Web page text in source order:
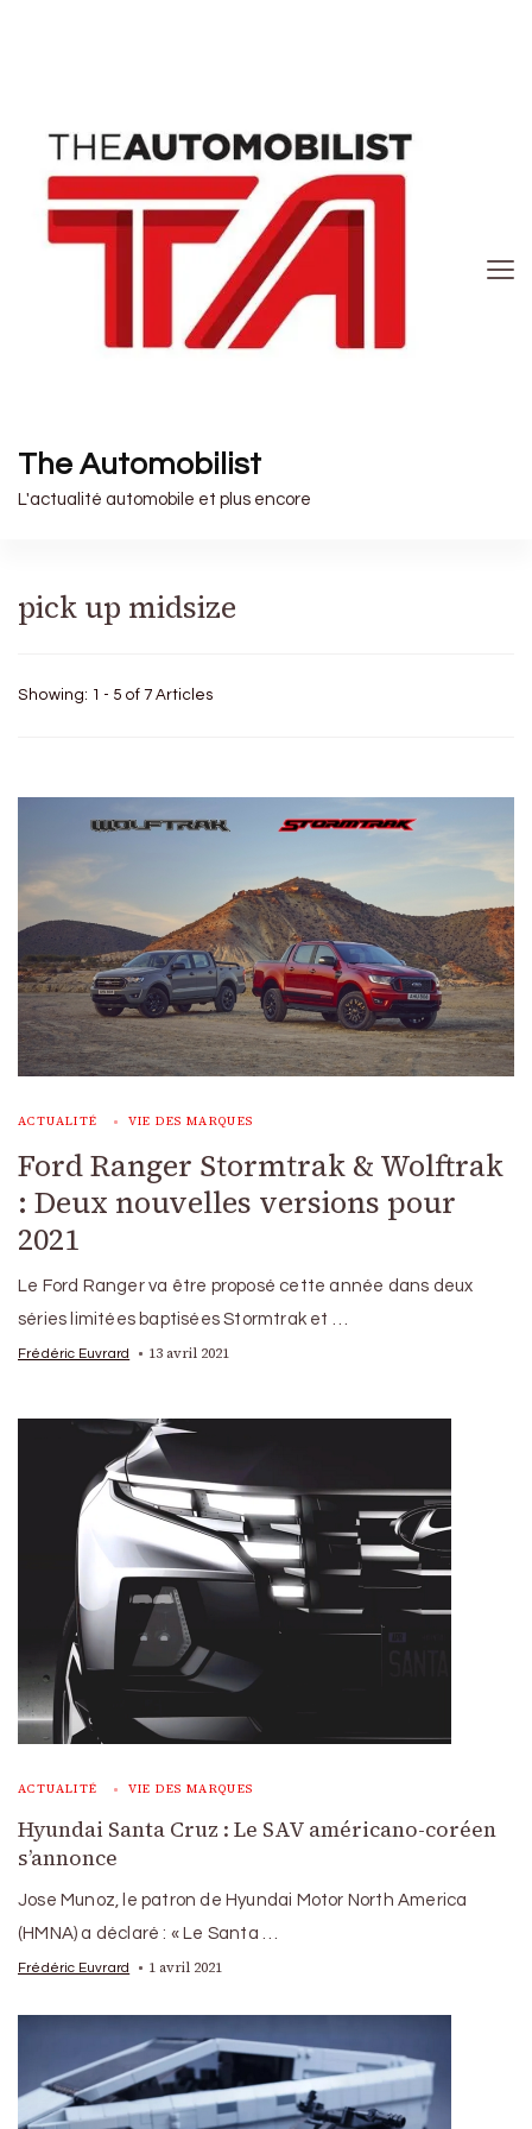
The Automobilist
L'actualité automobile et plus encore
pick up midsize
Showing: 1 - 5 of 7 Articles
ACTUALITÉ VIE DES MARQUES
Ford Ranger Stormtrak & Wolftrak
: Deux nouvelles versions pour
2021
Le Ford Ranger va être proposé cette année dans deux
séries limitées baptisées Stormtrak et …
Frédéric Euvrard 13 avril 2021
ACTUALITÉ VIE DES MARQUES
Hyundai Santa Cruz : Le SAV américano-coréen
s’annonce
Jose Munoz, le patron de Hyundai Motor North America
(HMNA) a déclaré : « Le Santa …
Frédéric Euvrard 1 avril 2021